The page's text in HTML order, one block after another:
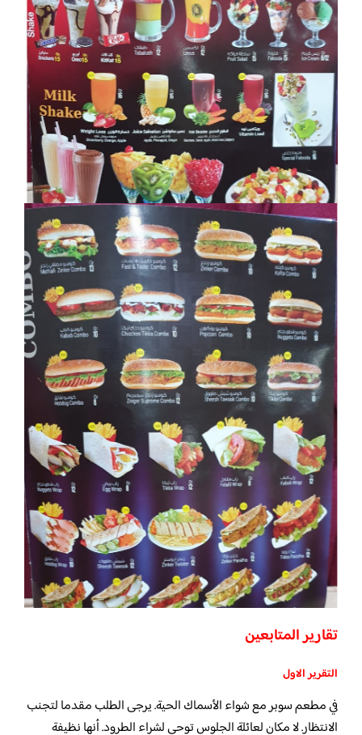
تقارير المتابعين
التقرير الاول
في مطعم سوبر مع شواء الأسماك الحية. يرجى الطلب مقدما لتجنب
الانتظار. لا مكان لعائلة الجلوس توحي لشراء الطرود. أنها نظيفة